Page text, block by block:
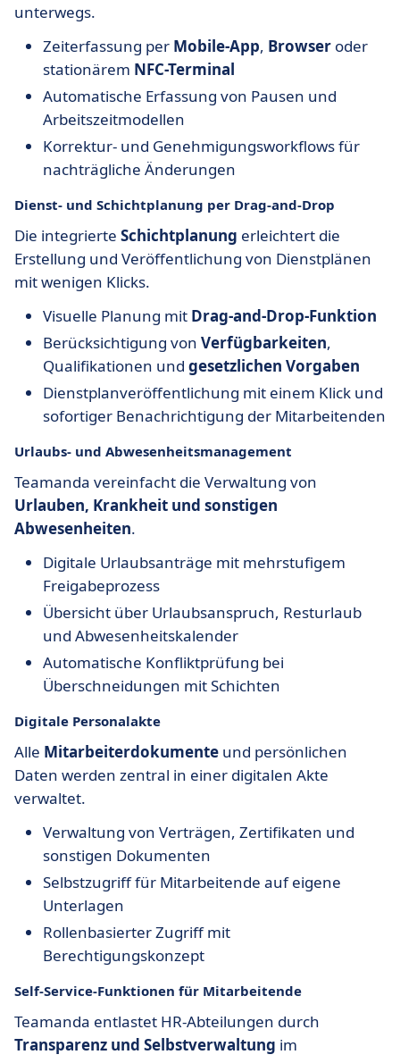
unterwegs.
Zeiterfassung per Mobile-App, Browser oder
stationärem NFC-Terminal
Automatische Erfassung von Pausen und
Arbeitszeitmodellen
Korrektur- und Genehmigungsworkflows für
nachträgliche Änderungen
Dienst- und Schichtplanung per Drag-and-Drop
Die integrierte Schichtplanung erleichtert die
Erstellung und Veröffentlichung von Dienstplänen
mit wenigen Klicks.
Visuelle Planung mit Drag-and-Drop-Funktion
Berücksichtigung von Verfügbarkeiten,
Qualifikationen und gesetzlichen Vorgaben
Dienstplanveröffentlichung mit einem Klick und
sofortiger Benachrichtigung der Mitarbeitenden
Urlaubs- und Abwesenheitsmanagement
Teamanda vereinfacht die Verwaltung von
Urlauben, Krankheit und sonstigen
Abwesenheiten.
Digitale Urlaubsanträge mit mehrstufigem
Freigabeprozess
Übersicht über Urlaubsanspruch, Resturlaub
und Abwesenheitskalender
Automatische Konfliktprüfung bei
Überschneidungen mit Schichten
Digitale Personalakte
Alle Mitarbeiterdokumente und persönlichen
Daten werden zentral in einer digitalen Akte
verwaltet.
Verwaltung von Verträgen, Zertifikaten und
sonstigen Dokumenten
Selbstzugriff für Mitarbeitende auf eigene
Unterlagen
Rollenbasierter Zugriff mit
Berechtigungskonzept
Self-Service-Funktionen für Mitarbeitende
Teamanda entlastet HR-Abteilungen durch
Transparenz und Selbstverwaltung im